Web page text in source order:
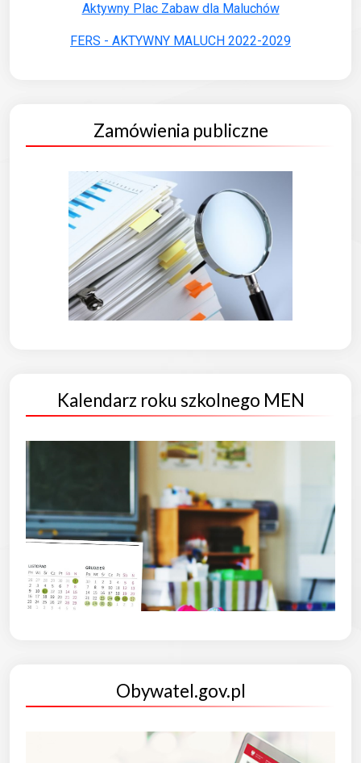
Aktywny Plac Zabaw dla Maluchów
FERS - AKTYWNY MALUCH 2022-2029
Zamówienia publiczne
Kalendarz roku szkolnego MEN
Obywatel.gov.pl